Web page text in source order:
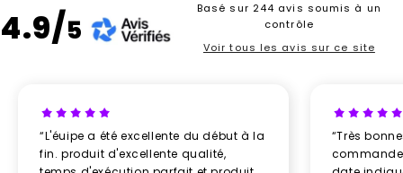
4.9/5
Basé sur 244 avis soumis à un
contrôle
Voir tous les avis sur ce site
“L'éuipe a été excellente du début à la
fin. produit d'excellente qualité,
“Très